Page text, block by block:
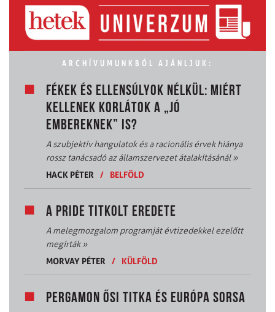
ARCHÍVUMUNKBÓL AJÁNLJUK:
FÉKEK ÉS ELLENSÚLYOK NÉLKÜL: MIÉRT
KELLENEK KORLÁTOK A „JÓ
EMBEREKNEK” IS?
A szubjektív hangulatok és a racionális érvek hiánya
rossz tanácsadó az államszervezet átalakításánál»
HACK PÉTER
/ BELFÖLD
A PRIDE TITKOLT EREDETE
A melegmozgalom programját évtizedekkel ezelőtt
megírták»
MORVAY PÉTER
/ KÜLFÖLD
PERGAMON ŐSI TITKA ÉS EURÓPA SORSA